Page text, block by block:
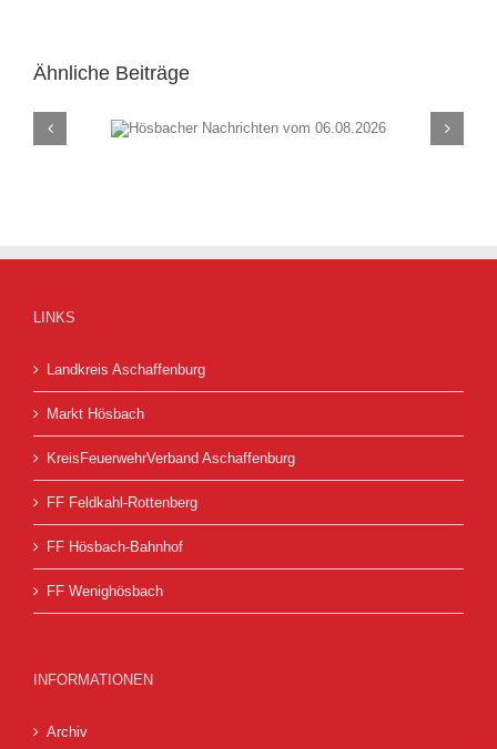
Ähnliche Beiträge
vom
Hösbacher
LINKS
Landkreis Aschaffenburg
Markt Hösbach
KreisFeuerwehrVerband Aschaffenburg
FF Feldkahl-Rottenberg
FF Hösbach-Bahnhof
FF Wenighösbach
INFORMATIONEN
Archiv